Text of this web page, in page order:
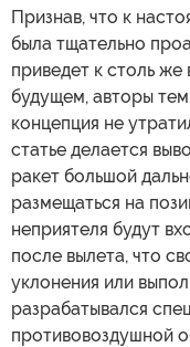
Признав, что к
была тщательно
приведет к столь же
будущем, авторы
концепция не
статье делается
ракет большой
размещаться на
неприятеля будут
после вылета, что
уклонения или
разрабатывался
противовоздушной